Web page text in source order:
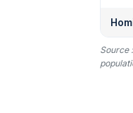
Source